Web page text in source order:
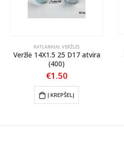
RATLANKIAI,VERŽLĖS
Veržlė 14X1.5 25 D17 atvira
(400)
€1.50
Į KREPŠELĮ